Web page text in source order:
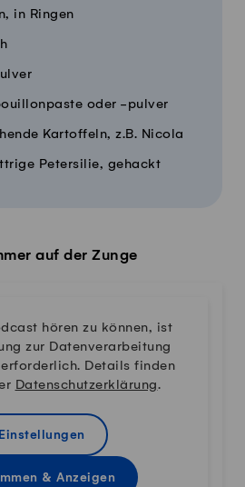
in Ringen
oder -pulver
Kartoffeln, z.B. Nicola
Petersilie, gehackt
auf der Zunge
hören zu können, ist
zur Datenverarbeitung
Details finden
Datenschutzerklärung.
Einstellungen
& Anzeigen